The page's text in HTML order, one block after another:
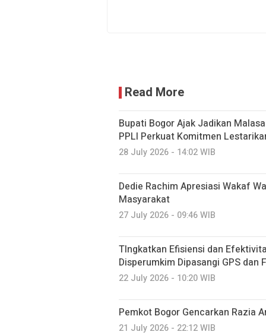
Read More
Bupati Bogor Ajak Jadikan
PPLI Perkuat Komitmen
28 July 2026 - 14:02 WIB
Dedie Rachim Apresiasi Wakaf
Masyarakat
27 July 2026 - 09:46 WIB
TIngkatkan Efisiensi dan
Disperumkim Dipasangi GPS dan
22 July 2026 - 10:20 WIB
Pemkot Bogor Gencarkan Razia
21 July 2026 - 22:12 WIB